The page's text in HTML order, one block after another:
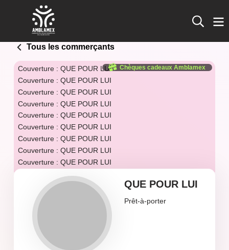
Tous les commerçants
Chèques cadeaux Amblamex
Couverture : QUE POUR LUI
Couverture : QUE POUR LUI
Couverture : QUE POUR LUI
Couverture : QUE POUR LUI
Couverture : QUE POUR LUI
Couverture : QUE POUR LUI
Couverture : QUE POUR LUI
Couverture : QUE POUR LUI
Couverture : QUE POUR LUI
QUE POUR LUI
Prêt-à-porter